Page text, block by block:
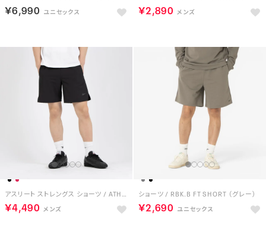
￥6,990 ￥2,890
アスリート ストレングス ショーツ / ATHLETE STRENGTH SHORT （ブラック）
￥4,490
ショーツ / RBK.B FT SHORT （グレー）
￥2,690